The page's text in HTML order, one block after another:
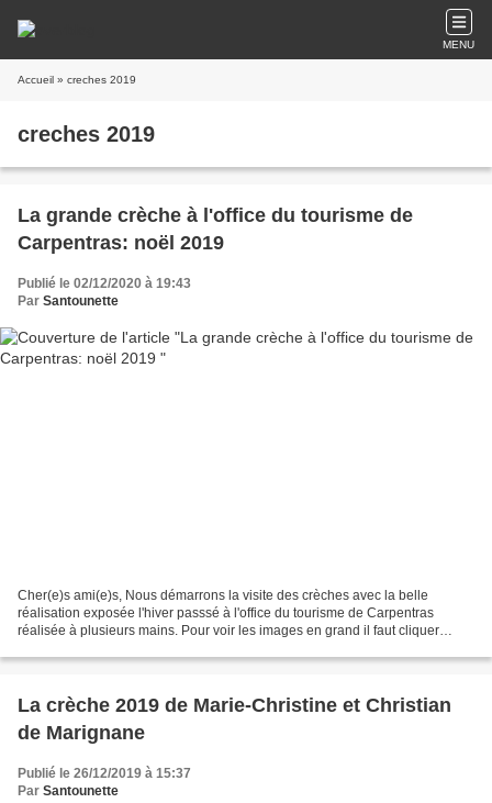
MENU
Accueil » creches 2019
creches 2019
La grande crèche à l'office du tourisme de
Carpentras: noël 2019
Publié le 02/12/2020 à 19:43
Par Santounette
Cher(e)s ami(e)s, Nous démarrons la visite des crèches avec la belle
réalisation exposée l'hiver passsé à l'office du tourisme de Carpentras
réalisée à plusieurs mains. Pour voir les images en grand il faut cliquer
La crèche 2019 de Marie-Christine et Christian
de Marignane
Publié le 26/12/2019 à 15:37
Par Santounette